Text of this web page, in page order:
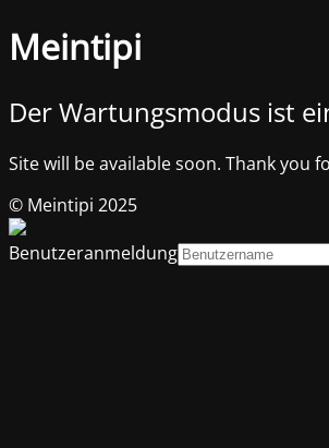
Meintipi
Der Wartungsmodus ist
Site will be available soon. Thank you
© Meintipi 2025
Benutzeranmeldung